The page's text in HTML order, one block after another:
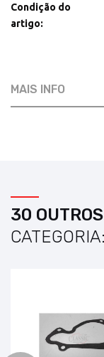
Condição do
artigo:
MAIS INFO
30
CATEGORIA: